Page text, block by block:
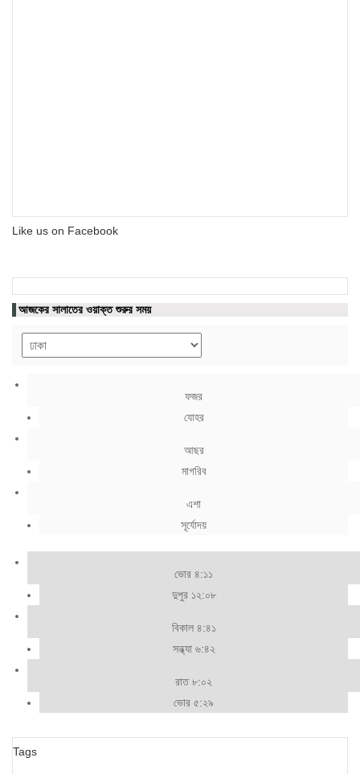
Like us on Facebook
আজকের সালাতের ওয়াক্ত শুরুর সময়
ফজর
যোহর
আছর
মাগরিব
এশা
সূর্যোদয়
ভোর ৪:১১
দুপুর ১২:০৮
বিকাল ৪:৪১
সন্ধ্যা ৬:৪২
রাত ৮:০২
ভোর ৫:২৯
Tags